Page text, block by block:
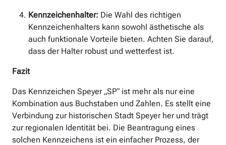
Kennzeichenhalter: Die Wahl des richtigen
Kennzeichenhalters kann sowohl ästhetische als
auch funktionale Vorteile bieten. Achten Sie darauf,
dass der Halter robust und wetterfest ist.
Fazit
Das Kennzeichen Speyer „SP“ ist mehr als nur eine
Kombination aus Buchstaben und Zahlen. Es stellt eine
Verbindung zur historischen Stadt Speyer her und trägt
zur regionalen Identität bei. Die Beantragung eines
solchen Kennzeichens ist ein einfacher Prozess, der